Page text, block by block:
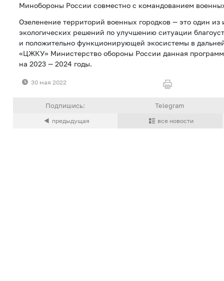
Минобороны России совместно с командованием
Озеленение территорий военных городков — это один из
экологических решений по улучшению ситуации
и положительно функционирующей экосистемы в
«ЦЖКУ» Министерство обороны России данная
на 2023 — 2024 годы.
30 мая 2022